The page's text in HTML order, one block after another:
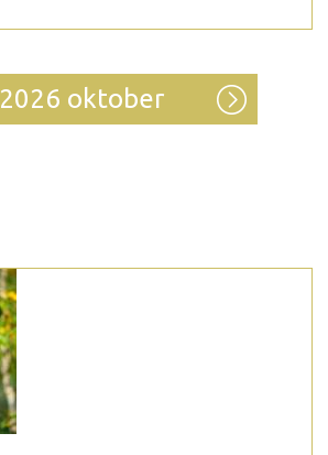
2026 oktober